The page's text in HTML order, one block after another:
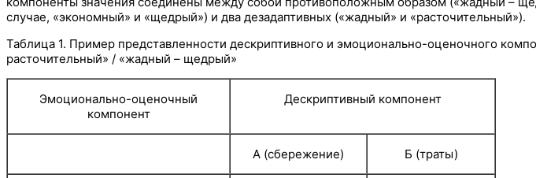
случае, «экономный» и «щедрый») и два дезадаптивных («жадный» и «расточительный»).
Таблица 1. Пример представленности дескриптивного и эмоционально-оценочного
расточительный» / «жадный – щедрый»
Эмоционально-оценочный
компонент
Дескриптивный компонент
А (сбережение) Б (траты)